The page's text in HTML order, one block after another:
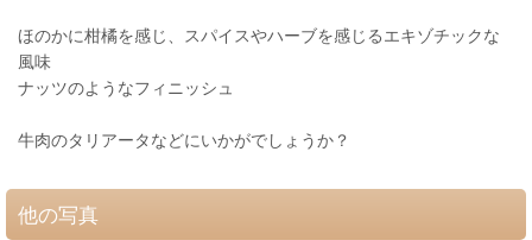
ほのかに柑橘を感じ、スパイスやハーブを感じるエキゾチックな
風味
ナッツのようなフィニッシュ
牛肉のタリアータなどにいかがでしょうか？
他の写真